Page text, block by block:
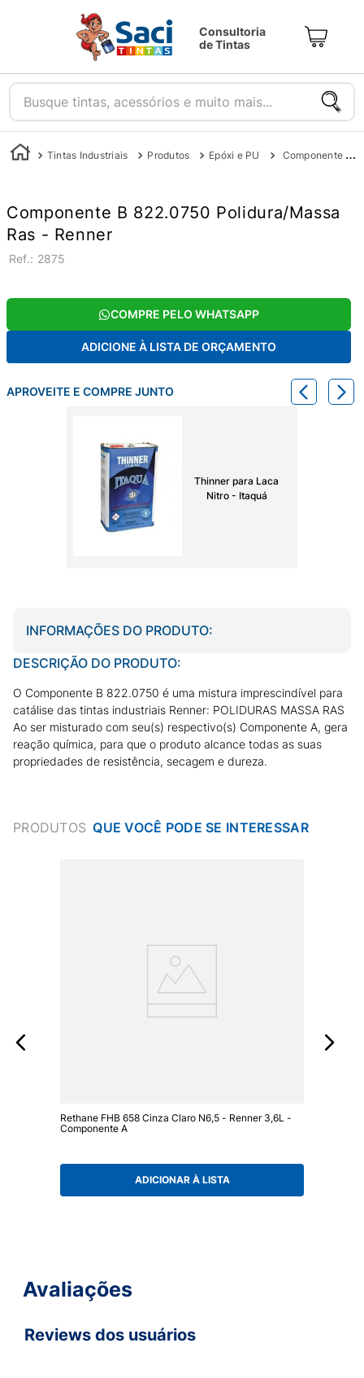
Consultoria
de Tintas
Busque tintas, acessórios e muito mais...
Tintas Industriais Produtos Epóxi e PU Componente B 822.0750 Polidura/Massa Ras - Renner
Componente B 822.0750 Polidura/Massa
Ras - Renner
: 2875
COMPRE PELO WHATSAPP
ADICIONE À LISTA DE ORÇAMENTO
APROVEITE E COMPRE JUNTO
Thinner para Laca
Nitro - Itaquá
INFORMAÇÕES DO PRODUTO:
DESCRIÇÃO DO PRODUTO:
O Componente B 822.0750 é uma mistura imprescindível para
catálise das tintas industriais Renner: POLIDURAS MASSA RAS
Ao ser misturado com seu(s) respectivo(s) Componente A, gera
reação química, para que o produto alcance todas as suas
propriedades de resistência, secagem e dureza.
PRODUTOS
Rethane FHB 658 Cinza Claro N6,5 - Renner 3,6L -
Componente A
ADICIONAR À LISTA
Avaliações
Reviews dos usuários